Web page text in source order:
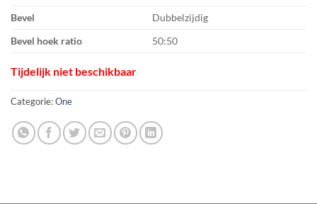
Bevel
Dubbelzijdig
Bevel hoek ratio
50:50
Tijdelijk niet beschikbaar
Categorie:One